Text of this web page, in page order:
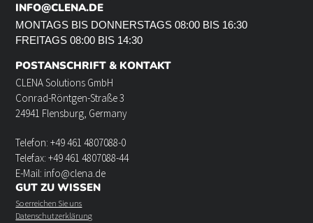
INFO@CLENA.DE
MONTAGS BIS DONNERSTAGS 08:00 BIS 16:30
FREITAGS 08:00 BIS 14:30
POSTANSCHRIFT & KONTAKT
CLENA Solutions GmbH
Conrad-Röntgen-Straße 3
24941 Flensburg, Germany
Telefon: +49 461 4807088-0
Telefax: +49 461 4807088-44
E-Mail: info@clena.de
GUT ZU WISSEN
So erreichen Sie uns
Datenschutzerklärung